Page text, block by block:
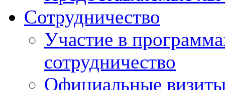
Сотрудничество
Участие в
сотрудничество
Официальные